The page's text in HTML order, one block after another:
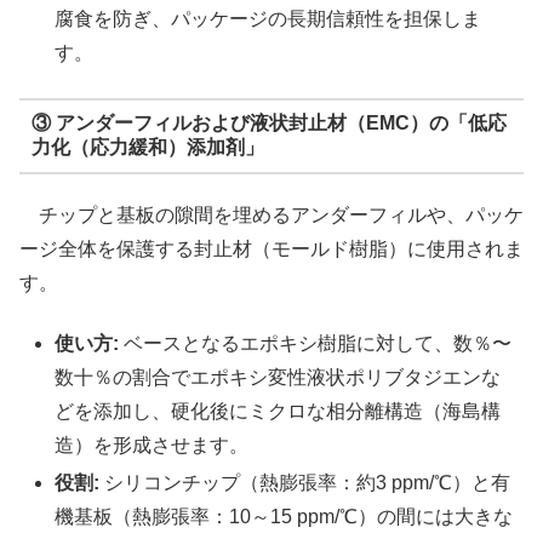
腐食を防ぎ、パッケージの長期信頼性を担保しま
す。
③ アンダーフィルおよび液状封止材（EMC）の「低応
力化（応力緩和）添加剤」
チップと基板の隙間を埋めるアンダーフィルや、パッケ
ージ全体を保護する封止材（モールド樹脂）に使用されま
す。
使い方: ベースとなるエポキシ樹脂に対して、数％〜
数十％の割合でエポキシ変性液状ポリブタジエンな
どを添加し、硬化後にミクロな相分離構造（海島構
造）を形成させます。
役割: シリコンチップ（熱膨張率：約3 ppm/℃）と有
機基板（熱膨張率：10～15 ppm/℃）の間には大きな